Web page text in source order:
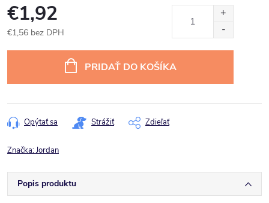
€1,92
€1,56 bez DPH
PRIDAŤ DO KOŠÍKA
Opýtať sa Strážiť Zdieľať
Značka:Jordan
Popis produktu